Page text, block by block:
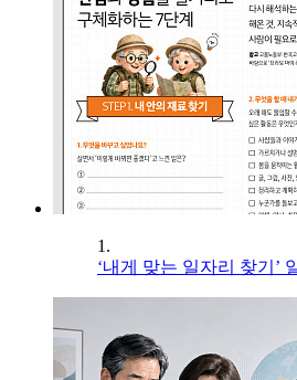
1.
‘내게 맞는 일자리 찾기’